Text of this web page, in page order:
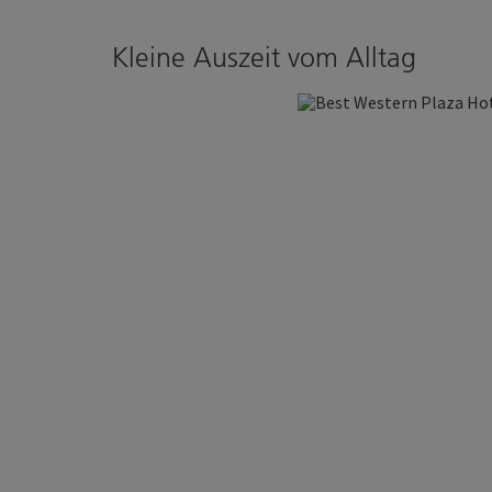
Kleine Auszeit vom Alltag